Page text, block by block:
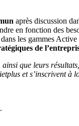
après discussion
en fonction des
les gammes
de
que leurs
et s’inscrivent à